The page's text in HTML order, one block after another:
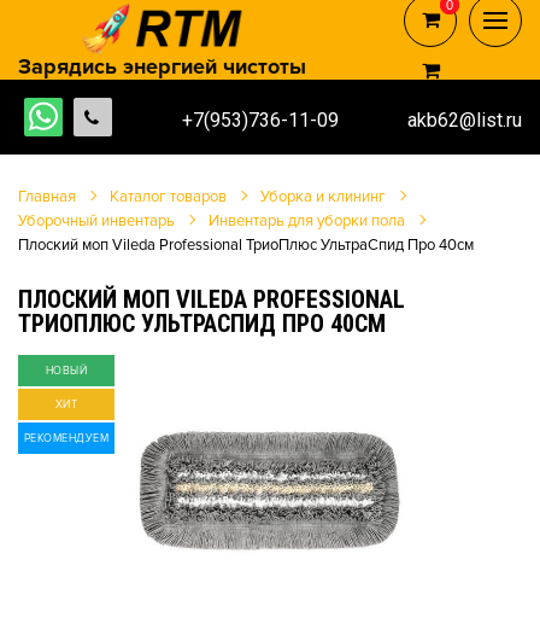
+7(953)736-11-09 akb62@list.ru
Зарядись энергией чистоты
0
0
Главная Каталог товаров
Уборка и клининг
Уборочный инвентарь
Инвентарь для уборки пола
Плоский моп Vileda Professional ТриоПлюс УльтраСпид Про 40см
ПЛОСКИЙ МОП VILEDA PROFESSIONAL
ТРИОПЛЮС УЛЬТРАСПИД ПРО 40СМ
НОВЫЙ
ХИТ
РЕКОМЕНДУЕМ